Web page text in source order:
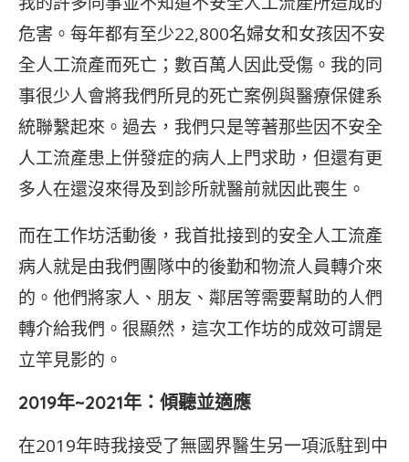
危害。每年都有至少22,800名婦女和女孩因不安
全人工流產而死亡；數百萬人因此受傷。我的同
事很少人會將我們所見的死亡案例與醫療保健系
統聯繫起來。過去，我們只是等著那些因不安全
人工流產患上併發症的病人上門求助，但還有更
多人在還沒來得及到診所就醫前就因此喪生。
而在工作坊活動後，我首批接到的安全人工流產
病人就是由我們團隊中的後勤和物流人員轉介來
的。他們將家人、朋友、鄰居等需要幫助的人們
轉介給我們。很顯然，這次工作坊的成效可謂是
立竿見影的。
2019年~2021年： 傾聽並適應
在2019年時我接受了無國界醫生另一項派駐到中